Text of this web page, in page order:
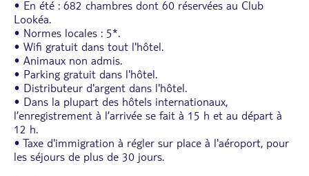
• En été : 682 chambres dont 60 réservées au Club
Lookéa.
• Normes locales : 5*.
• Wifi gratuit dans tout l'hôtel.
• Animaux non admis.
• Parking gratuit dans l'hôtel.
• Distributeur d'argent dans l'hôtel.
• Dans la plupart des hôtels internationaux,
l’enregistrement à l’arrivée se fait à 15 h et au départ à
12 h.
• Taxe d'immigration à régler sur place à l'aéroport, pour
les séjours de plus de 30 jours.